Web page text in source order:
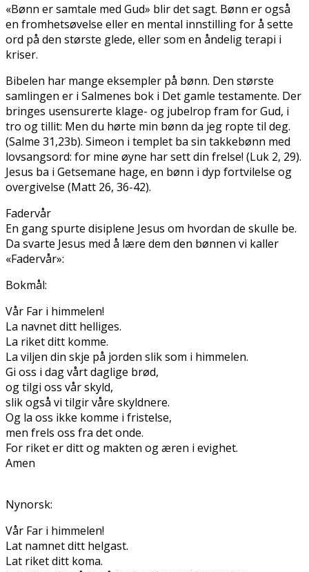
«Bønn er samtale med Gud» blir det sagt. Bønn er også
en fromhetsøvelse eller en mental innstilling for å sette
ord på den største glede, eller som en åndelig terapi i
kriser.
Bibelen har mange eksempler på bønn. Den største
samlingen er i Salmenes bok i Det gamle testamente. Der
bringes usensurerte klage- og jubelrop fram for Gud, i
tro og tillit: Men du hørte min bønn da jeg ropte til deg.
(Salme 31,23b). Simeon i templet ba sin takkebønn med
lovsangsord: for mine øyne har sett din frelse! (Luk 2, 29).
Jesus ba i Getsemane hage, en bønn i dyp fortvilelse og
overgivelse (Matt 26, 36-42).
Fadervår
En gang spurte disiplene Jesus om hvordan de skulle be.
Da svarte Jesus med å lære dem den bønnen vi kaller
«Fadervår»:
Bokmål:
Vår Far i himmelen!
La navnet ditt helliges.
La riket ditt komme.
La viljen din skje på jorden slik som i himmelen.
Gi oss i dag vårt daglige brød,
og tilgi oss vår skyld,
slik også vi tilgir våre skyldnere.
Og la oss ikke komme i fristelse,
men frels oss fra det onde.
For riket er ditt og makten og æren i evighet.
Amen
Nynorsk:
Vår Far i himmelen!
Lat namnet ditt helgast.
Lat riket ditt koma.